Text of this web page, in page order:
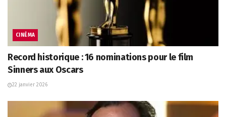
CINÉMA
Record historique : 16 nominations pour le film
Sinners aux Oscars
22 janvier 2026